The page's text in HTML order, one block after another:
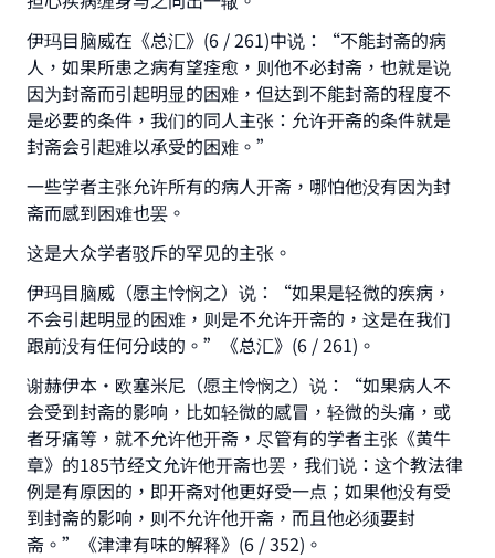
伊玛目脑威在《总汇》(6 / 261)中说：“不能封斋的病
人，如果所患之病有望痊愈，则他不必封斋，也就是说
因为封斋而引起明显的困难，但达到不能封斋的程度不
是必要的条件，我们的同人主张：允许开斋的条件就是
封斋会引起难以承受的困难。”
一些学者主张允许所有的病人开斋，哪怕他没有因为封
斋而感到困难也罢。
这是大众学者驳斥的罕见的主张。
伊玛目脑威（愿主怜悯之）说：“如果是轻微的疾病，
不会引起明显的困难，则是不允许开斋的，这是在我们
跟前没有任何分歧的。”《总汇》(6 / 261)。
谢赫伊本•欧塞米尼（愿主怜悯之）说：“如果病人不
会受到封斋的影响，比如轻微的感冒，轻微的头痛，或
者牙痛等，就不允许他开斋，尽管有的学者主张《黄牛
章》的185节经文允许他开斋也罢，我们说：这个教法律
例是有原因的，即开斋对他更好受一点；如果他没有受
到封斋的影响，则不允许他开斋，而且他必须要封
斋。”《津津有味的解释》(6 / 352)。
with your contribution today
Your support is crucial for our mission.
The Prophet (ﷺ) said:
"A person who leads others to doing what is
good will earn the same reward as those who
do it."
Support IslamQA